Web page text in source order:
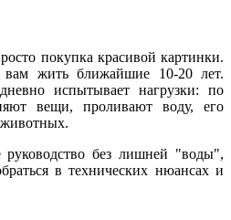
покупка красивой картинки.
жить ближайшие 10-20 лет.
испытывает нагрузки: по
вещи, проливают воду, его
руководство без лишней "воды",
в технических нюансах и